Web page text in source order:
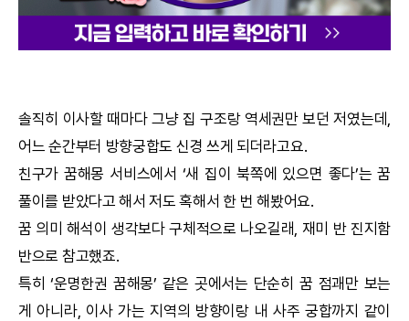
문의사항
솔직히 이사할 때마다 그냥 집 구조랑 역세권만 보던 저였는데,
어느 순간부터 방향궁합도 신경 쓰게 되더라고요.
친구가꿈해몽 서비스에서 ‘새 집이 북쪽에 있으면 좋다’는 꿈
풀이를 받았다고 해서 저도 혹해서 한 번 해봤어요.
꿈 의미 해석이 생각보다 구체적으로 나오길래, 재미 반 진지함
반으로 참고했죠.
특히 ‘운명한권 꿈해몽’ 같은 곳에서는 단순히 꿈 점괘만 보는
게 아니라, 이사 가는 지역의 방향이랑 내 사주궁합까지 같이